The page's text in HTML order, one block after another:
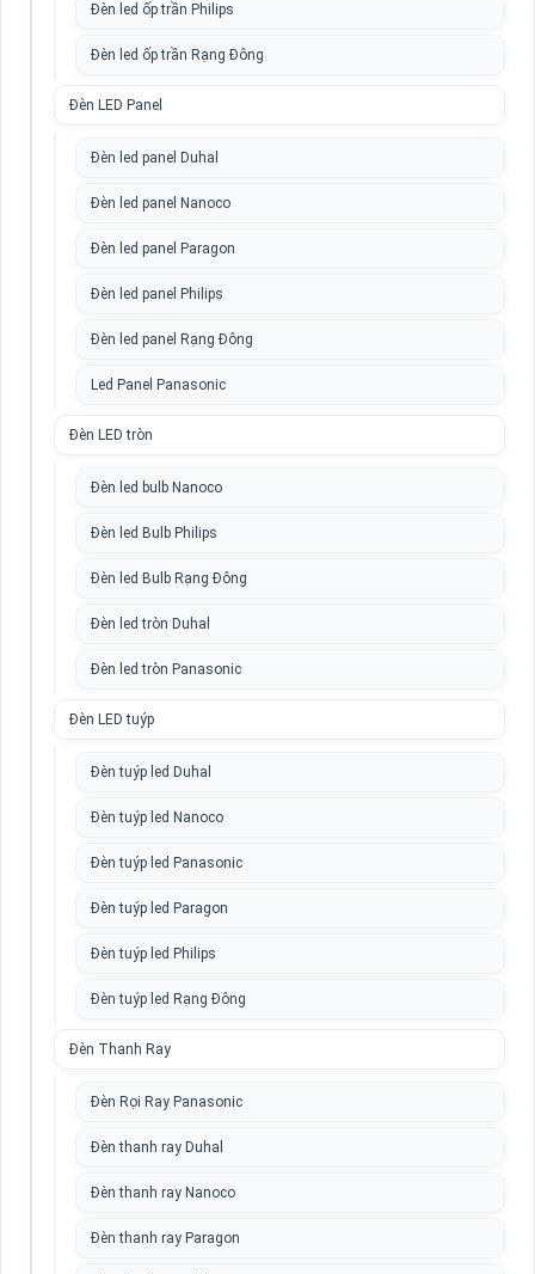
Đèn led ốp trần Philips
Đèn led ốp trần Rạng Đông
Đèn LED Panel
Đèn led panel Duhal
Đèn led panel Nanoco
Đèn led panel Paragon
Đèn led panel Philips
Đèn led panel Rạng Đông
Led Panel Panasonic
Đèn LED tròn
Đèn led bulb Nanoco
Đèn led Bulb Philips
Đèn led Bulb Rạng Đông
Đèn led tròn Duhal
Đèn led tròn Panasonic
Đèn LED tuýp
Đèn tuýp led Duhal
Đèn tuýp led Nanoco
Đèn tuýp led Panasonic
Đèn tuýp led Paragon
Đèn tuýp led Philips
Đèn tuýp led Rạng Đông
Đèn Thanh Ray
Đèn Rọi Ray Panasonic
Đèn thanh ray Duhal
Đèn thanh ray Nanoco
Đèn thanh ray Paragon